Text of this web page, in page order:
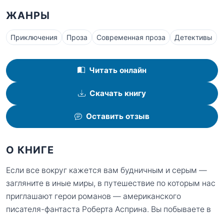
ЖАНРЫ
Приключения Проза Современная проза Детективы
Читать онлайн
Скачать книгу
Оставить отзыв
О КНИГЕ
Если все вокруг кажется вам будничным и серым —
загляните в иные миры, в путешествие по которым нас
приглашают герои романов — американского
писателя-фантаста Роберта Асприна. Вы побываете в